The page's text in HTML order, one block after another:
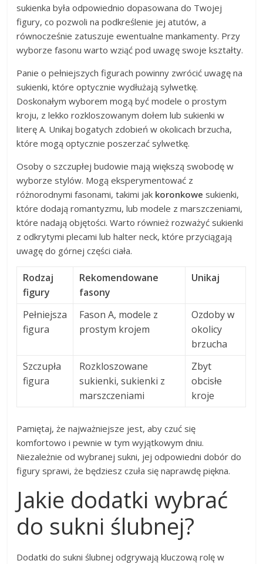
sukienka była odpowiednio dopasowana do Twojej
figury, co pozwoli na podkreślenie jej atutów, a
równocześnie zatuszuje ewentualne mankamenty. Przy
wyborze fasonu warto wziąć pod uwagę swoje kształty.
Panie o pełniejszych figurach powinny zwrócić uwagę na
sukienki, które optycznie wydłużają sylwetkę.
Doskonałym wyborem mogą być modele o prostym
kroju, z lekko rozkloszowanym dołem lub sukienki w
literę A. Unikaj bogatych zdobień w okolicach brzucha,
które mogą optycznie poszerzać sylwetkę.
Osoby o szczupłej budowie mają większą swobodę w
wyborze stylów. Mogą eksperymentować z
różnorodnymi fasonami, takimi jak koronkowe sukienki,
które dodają romantyzmu, lub modele z marszczeniami,
które nadają objętości. Warto również rozważyć sukienki
z odkrytymi plecami lub halter neck, które przyciągają
uwagę do górnej części ciała.
Rodzaj
figury
Rekomendowane
fasony
Unikaj
Pełniejsza
figura
Fason A, modele z
prostym krojem
Ozdoby w
okolicy
brzucha
Szczupła
figura
Rozkloszowane
sukienki, sukienki z
marszczeniami
Zbyt
obcisłe
kroje
Pamiętaj, że najważniejsze jest, aby czuć się
komfortowo i pewnie w tym wyjątkowym dniu.
Niezależnie od wybranej sukni, jej odpowiedni dobór do
figury sprawi, że będziesz czuła się naprawdę piękna.
Jakie dodatki wybrać
do sukni ślubnej?
Dodatki do sukni ślubnej odgrywają kluczową rolę w